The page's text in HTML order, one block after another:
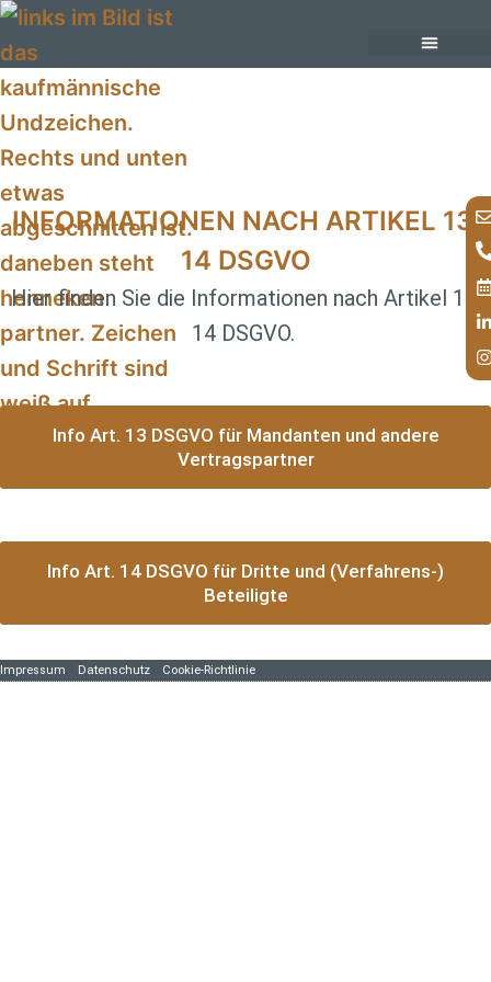
INFORMATIONEN NACH ARTIKEL 13,
14 DSGVO
Hier finden Sie die Informationen nach Artikel 13,
14 DSGVO.
Info Art. 13 DSGVO für Mandanten und andere
Vertragspartner
Info Art. 14 DSGVO für Dritte und (Verfahrens-)
Beteiligte
Impressum Datenschutz Cookie-Richtlinie